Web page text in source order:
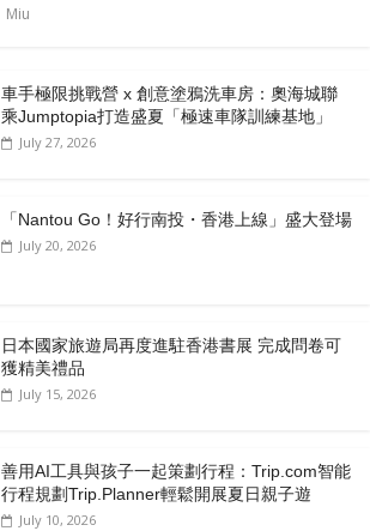
Miu
車手極限挑戰營 x 創意塗鴉洗車房：奧海城聯
乘Jumptopia打造盛夏「極速車隊訓練基地」
July 27, 2026
「Nantou Go！好行南投・香港上線」盛大登場
July 20, 2026
日本國家旅遊局再度進駐香港書展 完成問卷可
獲精美禮品
July 15, 2026
善用AI工具與孩子一起策劃行程：Trip.com智能
行程規劃Trip.Planner輕鬆開展夏日親子遊
July 10, 2026